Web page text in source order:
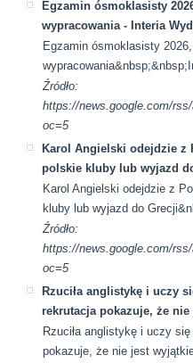
Egzamin ósmoklasisty
wypracowania - Interia
Egzamin ósmoklasisty
Źródło:
https://news.google.com/
oc=5
Karol Angielski odejdzie z
polskie kluby lub wyjazd
Karol Angielski odejdzie z
kluby lub wyjazd do
Źródło:
https://news.google.com/
oc=5
Rzuciła anglistykę i uczy
rekrutacja pokazuje, że
Rzuciła anglistykę i uczy
pokazuje, że nie jest